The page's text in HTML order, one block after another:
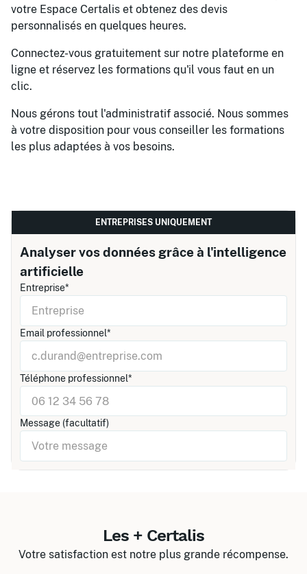
votre Espace Certalis et obtenez des devis
personnalisés en quelques heures.
Connectez-vous gratuitement sur notre plateforme en
ligne et réservez les formations qu'il vous faut en un
clic.
Nous gérons tout l'administratif associé. Nous sommes
à votre disposition pour vous conseiller les formations
les plus adaptées à vos besoins.
ENTREPRISES UNIQUEMENT
Analyser vos données grâce à l'intelligence
artificielle
Entreprise*
Email professionnel*
Téléphone professionnel*
Message (facultatif)
Les + Certalis
Votre satisfaction est notre plus grande récompense.